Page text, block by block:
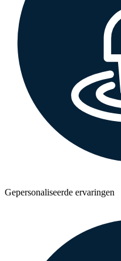
Gepersonaliseerde ervaringen